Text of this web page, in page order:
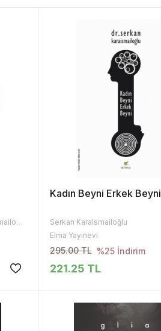
M. Ali Karaismailoğlu, Serkan Karaismailoğlu
Kadın Beyni Erkek Beyni
Serkan Karaismailoğlu
Elma Yayınevi
295.00 TL %25 İndirim
221.25 TL